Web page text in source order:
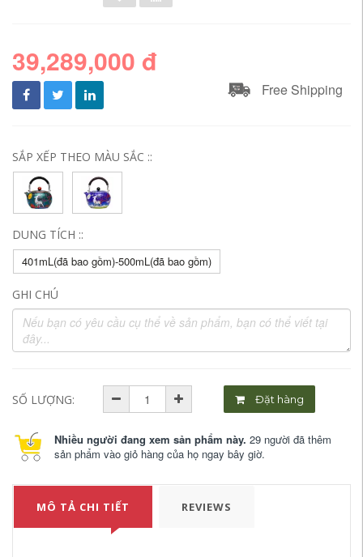
39,289,000 đ
Free Shipping
SẮP XẾP THEO MÀU SẮC ::
DUNG TÍCH ::
401mL(đã bao gồm)-500mL(đã bao gồm)
GHI CHÚ
SỐ LƯỢNG: Đặt hàng
Nhiều người đang xem sản phẩm này. 29 người đã thêm
sản phẩm vào giỏ hàng của họ ngay bây giờ.
MÔ TẢ CHI TIẾT REVIEWS